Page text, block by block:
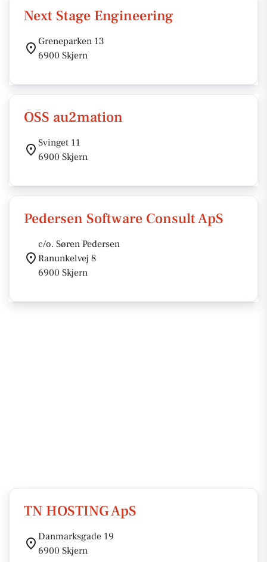
Next Stage Engineering
Greneparken 13
6900 Skjern
OSS au2mation
Svinget 11
6900 Skjern
Pedersen Software Consult ApS
c/o. Søren Pedersen
Ranunkelvej 8
6900 Skjern
TN HOSTING ApS
Danmarksgade 19
6900 Skjern